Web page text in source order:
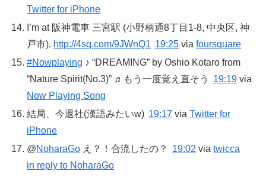
Twitter for iPhone
I’m at 阪神電車 三宮駅 (小野柄通8丁目1-8, 中央区, 神
戸市). http://4sq.com/9JWnQ1 19:25 viafoursquare
#Nowplaying ♪ “DREAMING” by Oshio Kotaro from
“Nature Spirit(No.3)” ♬もう一度覚え直そう
19:19 via
Now Playing Song
結局、今退社(漢語みたいw) 19:17 viaTwitter for
iPhone
@NoharaGo え？！合流したの？ 19:02 viatwicca
in reply to NoharaGo